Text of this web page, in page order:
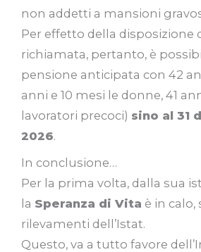
non addetti a mansioni
Per effetto della disposizione
richiamata, pertanto, è
pensione anticipata con 42
anni e 10 mesi le donne, 41
lavoratori precoci) sino al 31
2026.
In conclusione…
Per la prima volta, dalla sua
la Speranza di Vita è in calo,
rilevamenti dell’Istat.
Questo, va a tutto favore